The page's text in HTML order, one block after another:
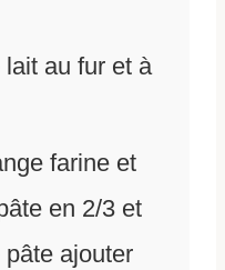
au fur et à
farine et
en 2/3 et
ajouter